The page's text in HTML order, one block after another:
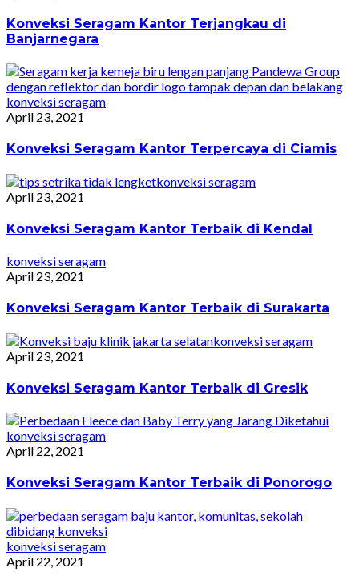
Konveksi Seragam Kantor Terjangkau di
Banjarnegara
konveksi seragam
April 23, 2021
Konveksi Seragam Kantor Terpercaya di Ciamis
konveksi seragam
April 23, 2021
Konveksi Seragam Kantor Terbaik di Kendal
konveksi seragam
April 23, 2021
Konveksi Seragam Kantor Terbaik di Surakarta
konveksi seragam
April 23, 2021
Konveksi Seragam Kantor Terbaik di Gresik
konveksi seragam
April 22, 2021
Konveksi Seragam Kantor Terbaik di Ponorogo
konveksi seragam
April 22, 2021